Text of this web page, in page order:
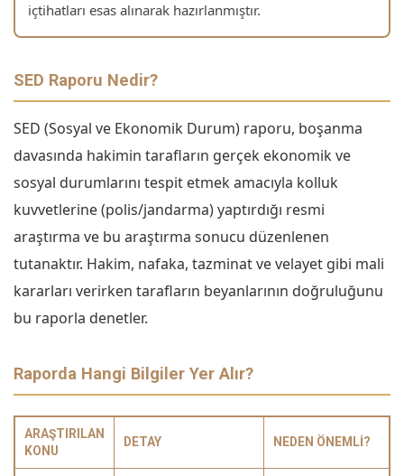
içtihatları esas alınarak hazırlanmıştır.
SED Raporu Nedir?
SED (Sosyal ve Ekonomik Durum) raporu, boşanma
davasında hakimin tarafların gerçek ekonomik ve
sosyal durumlarını tespit etmek amacıyla kolluk
kuvvetlerine (polis/jandarma) yaptırdığı resmi
araştırma ve bu araştırma sonucu düzenlenen
tutanaktır. Hakim, nafaka, tazminat ve velayet gibi mali
kararları verirken tarafların beyanlarının doğruluğunu
bu raporla denetler.
Raporda Hangi Bilgiler Yer Alır?
ARAŞTIRILAN
KONU
DETAY NEDEN ÖNEMLI?